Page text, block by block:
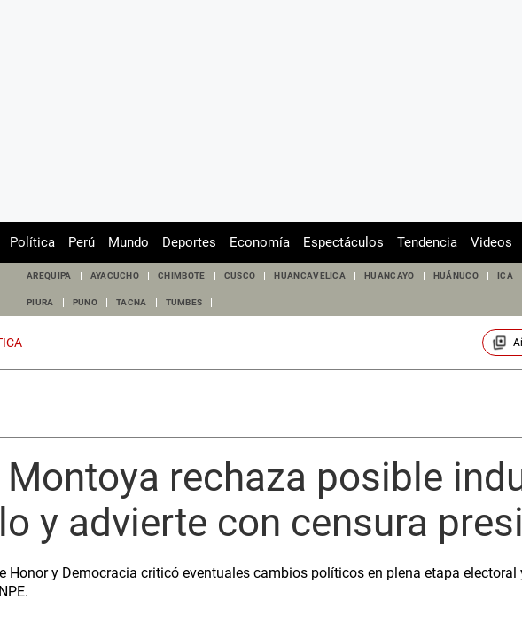
Política Perú Mundo Deportes Economía Espectáculos Tendencia Videos
AREQUIPA AYACUCHO CHIMBOTE CUSCO HUANCAVELICA HUANCAYO HUÁNUCO ICA
PIURA PUNO TACNA TUMBES
rechaza posible
y advierte con censura
Honor y Democracia criticó eventuales cambios políticos en plena etapa